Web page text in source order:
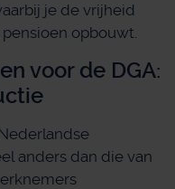
je de vrijheid
opbouwt.
voor de DGA:
anders dan die van